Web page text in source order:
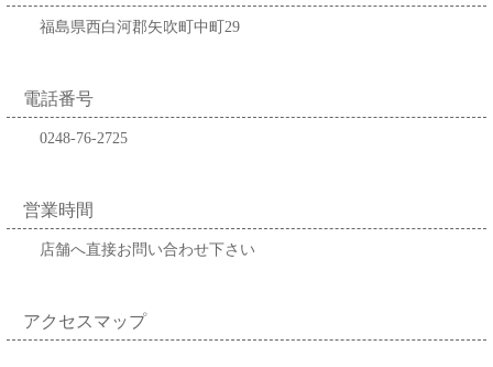
福島県西白河郡矢吹町中町29
電話番号
0248-76-2725
営業時間
店舗へ直接お問い合わせ下さい
アクセスマップ